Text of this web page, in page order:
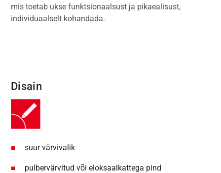
mis toetab ukse funktsionaalsust ja pikaealisust,
individuaalselt kohandada.
Disain
suur värvivalik
pulbervärvitud või eloksaalkattega pind